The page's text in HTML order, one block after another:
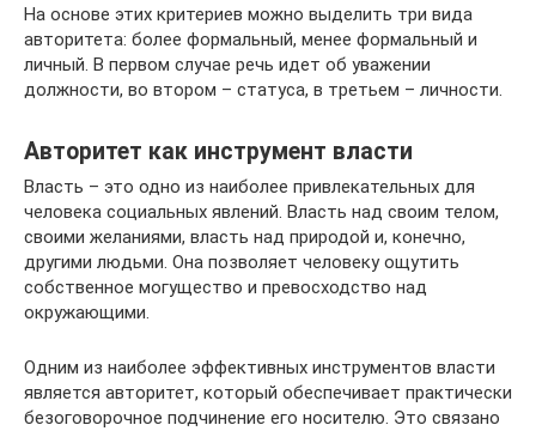
На основе этих критериев можно выделить три вида
авторитета: более формальный, менее формальный и
личный. В первом случае речь идет об уважении
должности, во втором – статуса, в третьем – личности.
Авторитет как инструмент власти
Власть – это одно из наиболее привлекательных для
человека социальных явлений. Власть над своим телом,
своими желаниями, власть над природой и, конечно,
другими людьми. Она позволяет человеку ощутить
собственное могущество и превосходство над
окружающими.
Одним из наиболее эффективных инструментов власти
является авторитет, который обеспечивает практически
безоговорочное подчинение его носителю. Это связано